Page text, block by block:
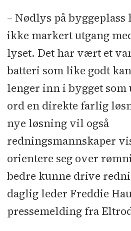
– Nødlys på byggeplass
ikke markert utgang
lyset. Det har vært et
batteri som like godt
lenger inn i bygget som
ord en direkte farlig
nye løsning vil også
redningsmannskaper
orientere seg over
bedre kunne drive
daglig leder Freddie
pressemelding fra